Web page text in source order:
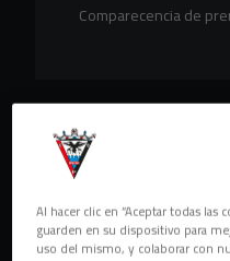
Comparecencia de
Al hacer clic en “Aceptar todas las
guarden en su dispositivo para
uso del mismo, y colaborar con